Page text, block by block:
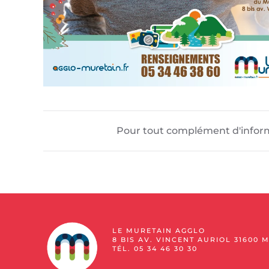
Pour tout complément
LE MURETAIN AGGLO
8 BIS AV. VINCENT AURIOL 31600
TÉL. 05 34 46 30 30